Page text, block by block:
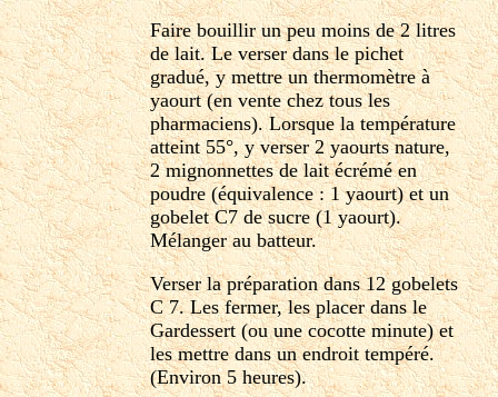
Faire bouillir un peu moins de 2 litres
de lait. Le verser dans le pichet
gradué, y mettre un thermomètre à
yaourt (en vente chez tous les
pharmaciens). Lorsque la température
atteint 55°, y verser 2 yaourts nature,
2 mignonnettes de lait écrémé en
poudre (équivalence : 1 yaourt) et un
gobelet C7 de sucre (1 yaourt).
Mélanger au batteur.
Verser la préparation dans 12 gobelets
C 7. Les fermer, les placer dans le
Gardessert (ou une cocotte minute) et
les mettre dans un endroit tempéré.
(Environ 5 heures).